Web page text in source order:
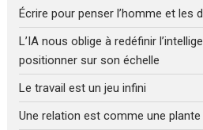
Écrire pour penser l’homme et les
L’IA nous oblige à redéfinir
positionner sur son échelle
Le travail est un jeu infini
Une relation est comme une plante